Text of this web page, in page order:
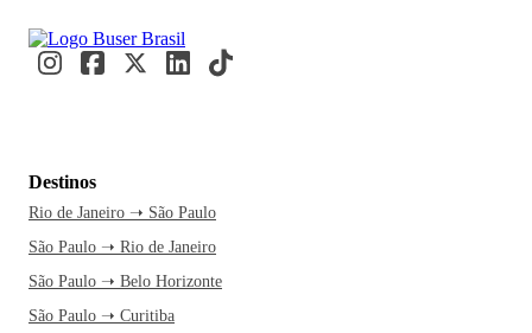
Destinos
Rio de Janeiro ➝ São Paulo
São Paulo ➝ Rio de Janeiro
São Paulo ➝ Belo Horizonte
São Paulo ➝ Curitiba